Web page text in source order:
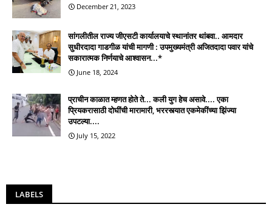
December 21, 2023
सांगलीतील राज्य जीएसटी कार्यालयाचे स्थानांतर थांबवा.. आमदार
सुधीरदादा गाडगीळ यांची मागणी : उपमुख्यमंत्री अजितदादा पवार यांचे
सकारात्मक निर्णयाचे आश्वासन...*
June 18, 2024
प्राचीन काळात म्हणत होते ते... कली युग हेच असावे.... एका
प्रियकरासाठी दोघींची मारामारी, भररस्त्यात एकमेकींच्या झिंज्या
उपटल्या....
July 15, 2022
LABELS